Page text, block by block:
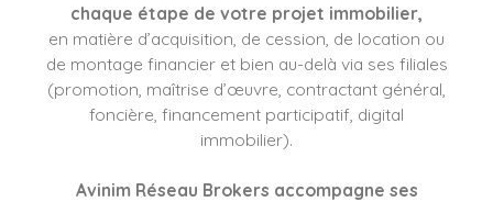
chaque étape de votre projet immobilier,
en matière d’acquisition, de cession, de location ou
de montage financier et bien au-delà via ses filiales
(promotion, maîtrise d’œuvre, contractant général,
foncière, financement participatif, digital
immobilier).
Avinim Réseau Brokers accompagne ses